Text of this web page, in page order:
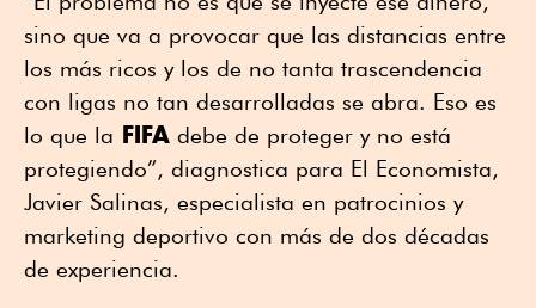
sino que va a provocar que las distancias entre
los más ricos y los de no tanta trascendencia
con ligas no tan desarrolladas se abra. Eso es
lo que la FIFA debe de proteger y no está
protegiendo”, diagnostica para El Economista,
Javier Salinas, especialista en patrocinios y
marketing deportivo con más de dos décadas
de experiencia.